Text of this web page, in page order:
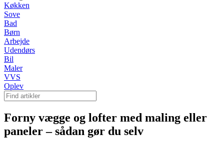
Køkken
Sove
Bad
Børn
Arbejde
Udendørs
Bil
Maler
VVS
Oplev
Forny vægge og lofter med maling eller
paneler – sådan gør du selv